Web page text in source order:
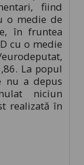
fiind
o medie de
în fruntea
cu o medie
La popul
nu a depus
niciun
realizată în